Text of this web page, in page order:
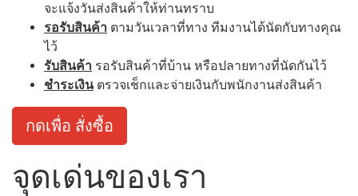
จะแจ้งวันส่งสินค้าให้ท่านทราบ
รอรับสินค้า ตามวันเวลาที่ทาง ทีมงานได้นัดกับทางคุณ
ไว้
รับสินค้า รอรับสินค้าที่บ้าน หรือปลายทางที่นัดกันไว้
ชำระเงินตรวจเช็กและจ่ายเงินกับพนักงานส่งสินค้า
กดเพื่อ สั่งซื้อ
จุดเด่นของเรา